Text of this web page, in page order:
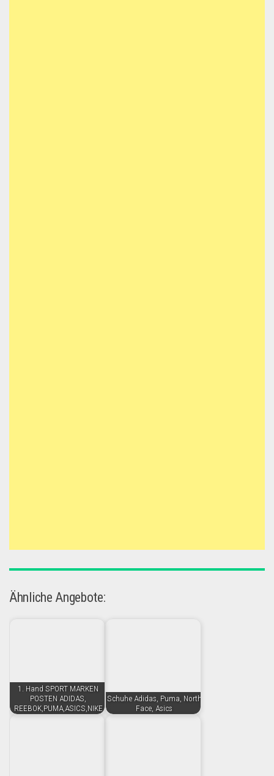
Ähnliche Angebote:
1. Hand SPORT MARKEN
POSTEN ADIDAS,
REEBOK,PUMA,ASICS,NIKE
Schuhe Adidas, Puma, North
Face, Asics